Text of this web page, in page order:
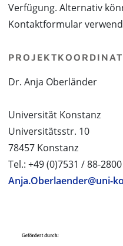
Verfügung. Alternativ
Kontaktformular
Dr. Anja Oberländer
Universität Konstanz
Universitätsstr. 10
78457 Konstanz
Tel.: +49 (0)7531 / 88-2800
Anja.Oberlaender@uni-